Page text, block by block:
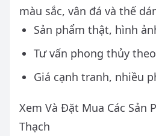
màu sắc, vân đá và thế
Sản phẩm thật, hình
Tư vấn phong thủy
Giá cạnh tranh, nhiều
Xem Và Đặt Mua Các Sản
Thạch